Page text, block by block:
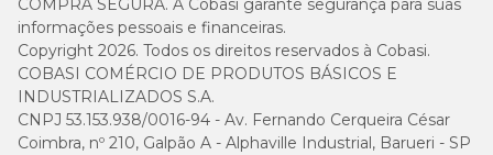
completo!
Aproveite e confira nossa seção completa deprodutos para
roedores. Encontre tudo o que seu bichinho precisa na
Cobasi!
COMPRA SEGURA. A Cobasi garante segurança para suas
informações pessoais e financeiras.
Copyright 2026. Todos os direitos reservados à Cobasi.
COBASI COMÉRCIO DE PRODUTOS BÁSICOS E
INDUSTRIALIZADOS S.A.
CNPJ 53.153.938/0016-94 - Av. Fernando Cerqueira César
Coimbra, nº 210, Galpão A - Alphaville Industrial, Barueri - SP